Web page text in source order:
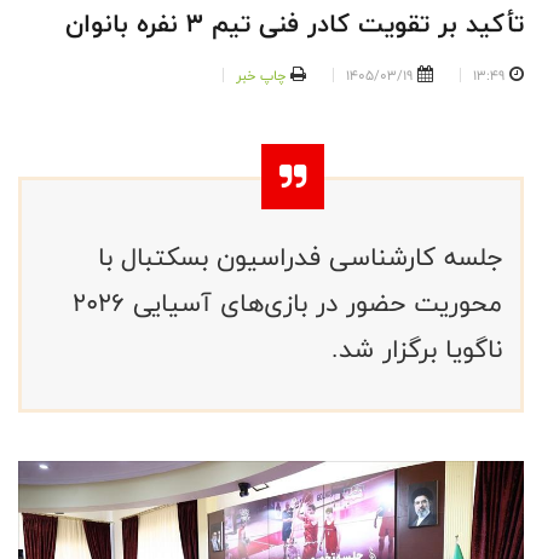
تأکید بر تقویت کادر فنی تیم 3 نفره بانوان
13:49
1405/03/19 چاپ خبر
جلسه کارشناسی فدراسیون بسکتبال با
محوریت حضور در بازی‌های آسیایی 2026
ناگویا برگزار شد.